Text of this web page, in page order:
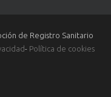
de Registro Sanitario
- Política de cookies